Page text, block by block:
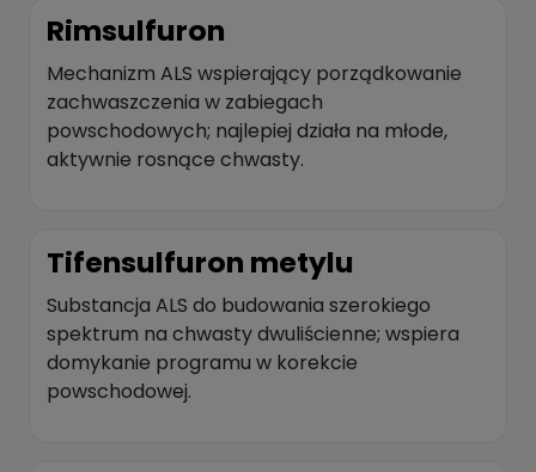
Rimsulfuron
Mechanizm ALS wspierający porządkowanie
zachwaszczenia w zabiegach
powschodowych; najlepiej działa na młode,
aktywnie rosnące chwasty.
Tifensulfuron metylu
Substancja ALS do budowania szerokiego
spektrum na chwasty dwuliścienne; wspiera
domykanie programu w korekcie
powschodowej.